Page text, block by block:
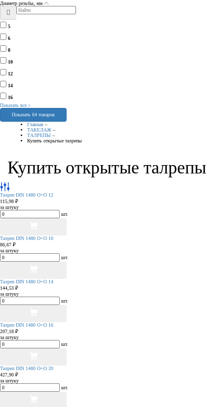
Диаметр резьбы, мм
5
6
8
10
12
14
16
Показать все
Показать 64 товаров
Главная –
ТАКЕЛАЖ –
ТАЛРЕПЫ –
Купить открытые талрепы
Купить открытые талрепы
Талреп DIN 1480 О+О 12
115,98 ₽
за штуку
шт.
Талреп DIN 1480 О+О 10
86,67 ₽
за штуку
шт.
Талреп DIN 1480 О+О 14
144,53 ₽
за штуку
шт.
Талреп DIN 1480 О+О 16
207,18 ₽
за штуку
шт.
Талреп DIN 1480 О+О 20
427,90 ₽
за штуку
шт.